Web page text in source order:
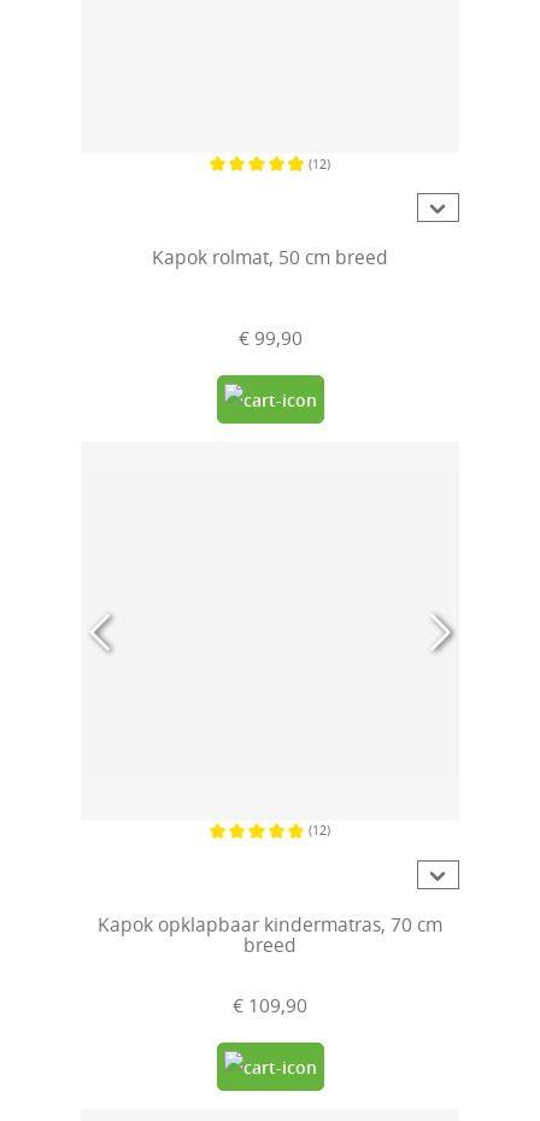
(12)
Kapok rolmat, 50 cm breed
€ 99,90
(12)
Kapok opklapbaar kindermatras, 70 cm
breed
€ 109,90